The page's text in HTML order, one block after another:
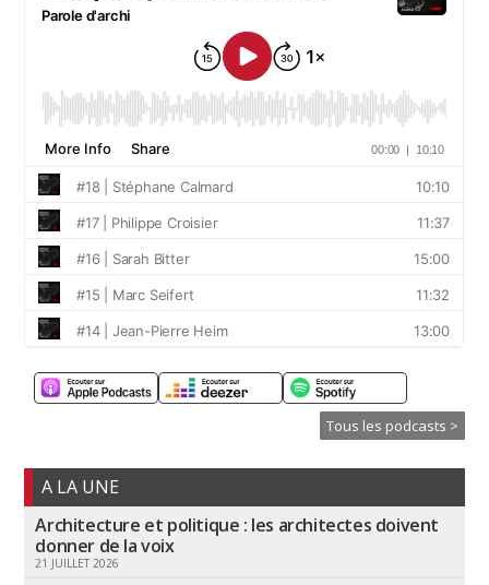
Tous les podcasts >
A LA UNE
Architecture et politique : les architectes doivent
donner de la voix
21 JUILLET 2026